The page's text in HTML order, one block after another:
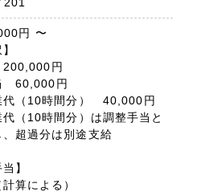
201
円 〜
円
60,000円
代（10時間分） 40,000円
（10時間分）は調整手当と
、超過分は別途支給
】
算による）